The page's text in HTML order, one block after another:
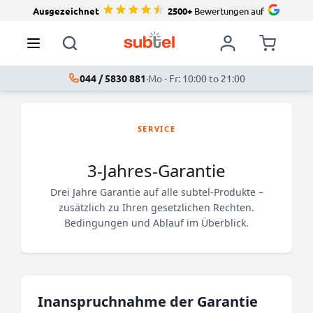
Ausgezeichnet 2500+Bewertungen auf
044 / 5830 881·Mo - Fr: 10:00 to 21:00
SERVICE
3-Jahres-Garantie
Drei Jahre Garantie auf alle subtel-Produkte –
zusätzlich zu Ihren gesetzlichen Rechten.
Bedingungen und Ablauf im Überblick.
Inanspruchnahme der Garantie